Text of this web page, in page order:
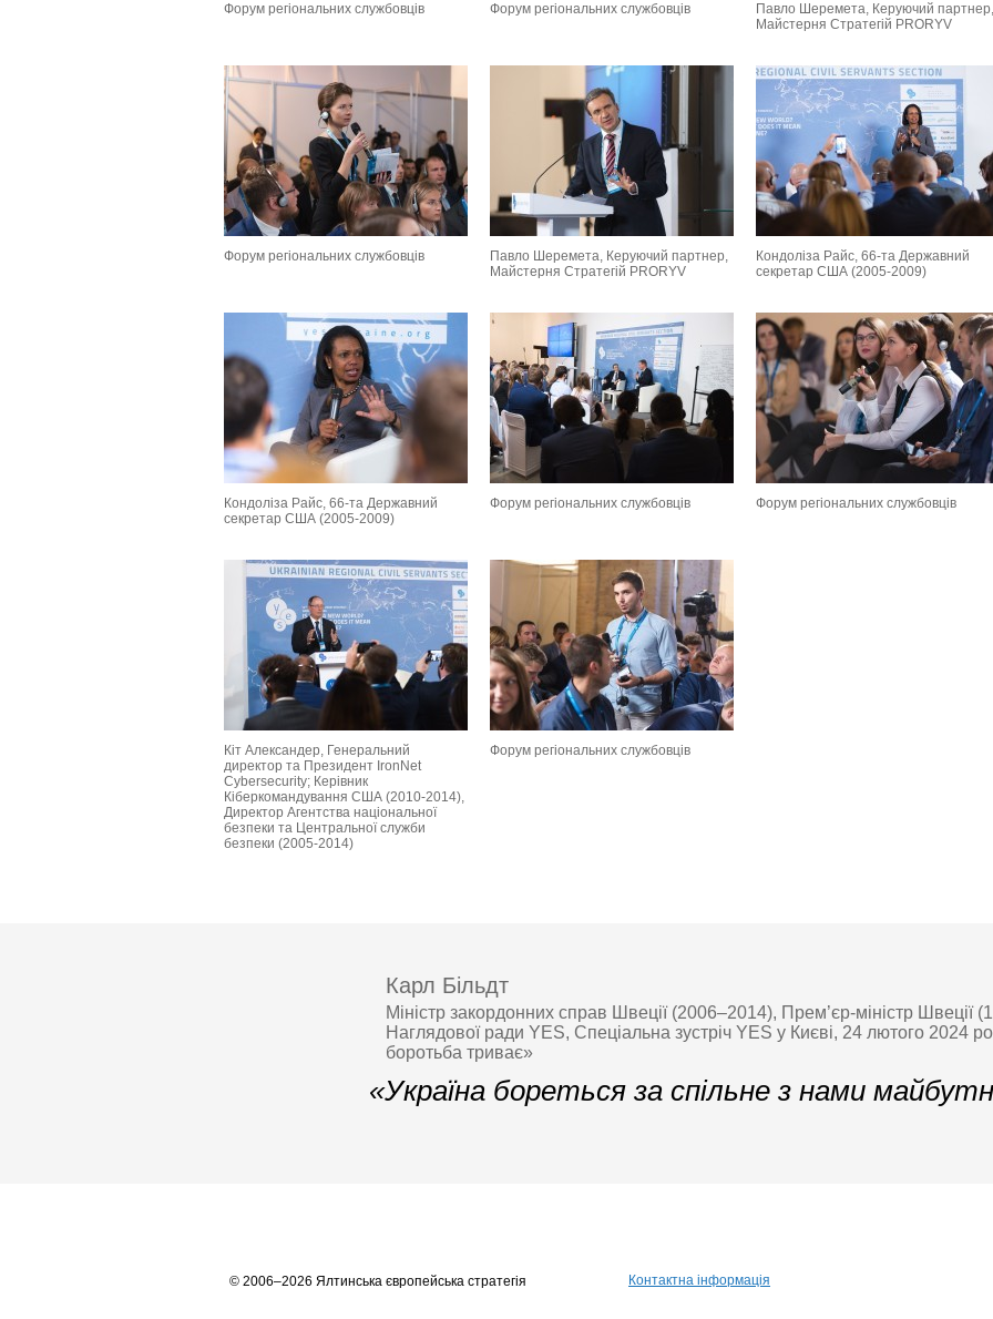
Форум регіональних службовців Форум регіональних службовців
Павло Шеремета, Керуючий партнер,
Майстерня Стратегій PRORYV
Форум регіональних службовців
Павло Шеремета, Керуючий партнер,
Майстерня Стратегій PRORYV
Кондоліза Райс, 66-та Державний
секретар США (2005-2009)
Кондоліза Райс, 66-та Державний
секретар США (2005-2009)
Форум регіональних службовців Форум регіональних службовців
Кіт Александер, Генеральний
директор та Президент IronNet
Cybersecurity; Керівник
Кіберкомандування США (2010-2014),
Директор Агентства національної
безпеки та Центральної служби
безпеки (2005-2014)
Форум регіональних службовців
Карл Більдт
Міністр закордонних справ Швеції (2006–2014), Прем’єр-міністр Швеції
Наглядової ради YES, Спеціальна зустріч YES у Києві, 24 лютого 2024
боротьба триває»
«Україна бореться за спільне з нами
© 2006–2026 Ялтинська європейська стратегія Контактна інформація